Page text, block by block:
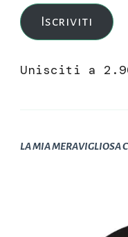
mail
Iscriviti
Unisciti a
LA MIA MERAVIGLIOSA